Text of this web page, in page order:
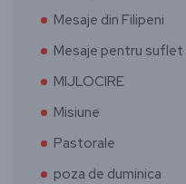
Mesaje din Filipeni
Mesaje pentru suflet
MIJLOCIRE
Misiune
Pastorale
poza de duminica